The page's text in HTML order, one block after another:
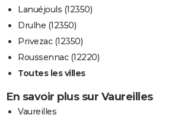
Lanuéjouls (12350)
Drulhe (12350)
Privezac (12350)
Roussennac (12220)
Toutes les villes
En savoir plus sur Vaureilles
Vaureilles